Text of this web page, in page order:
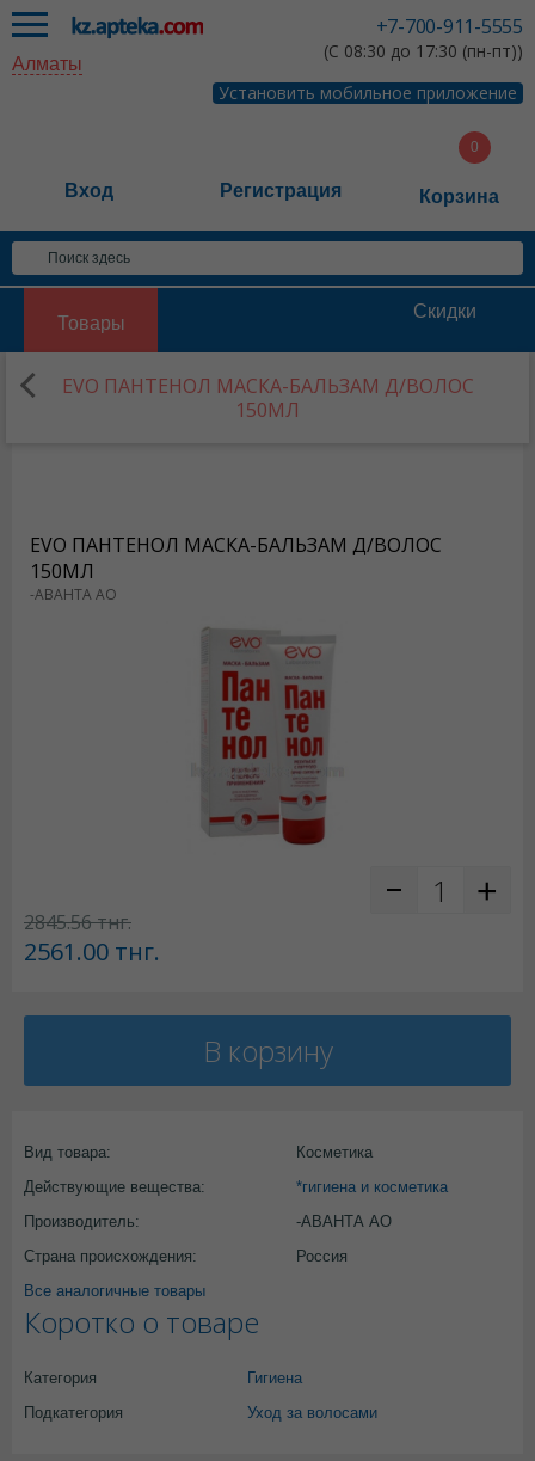
+7-700-911-5555
(С 08:30 до 17:30 (пн-пт))
Установить мобильное приложение
Алматы
Вход Регистрация Корзина
Товары
Скидки
EVO ПАНТЕНОЛ МАСКА-БАЛЬЗАМ Д/ВОЛОС
150МЛ
EVO ПАНТЕНОЛ МАСКА-БАЛЬЗАМ Д/ВОЛОС
150МЛ
-АВАНТА АО
2845.56тнг.
2561.00 тнг.
В корзину
Вид товара:
Косметика
Действующие вещества:
*гигиена и косметика
Производитель:
-АВАНТА АО
Страна происхождения:
Россия
Все аналогичные товары
Коротко о товаре
Категория
Гигиена
Подкатегория
Уход за волосами